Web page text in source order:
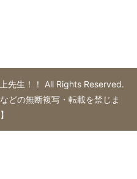
先生！！ All Rights Reserved.
どの無断複写・転載を禁じま